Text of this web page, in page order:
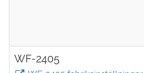
WF-2405